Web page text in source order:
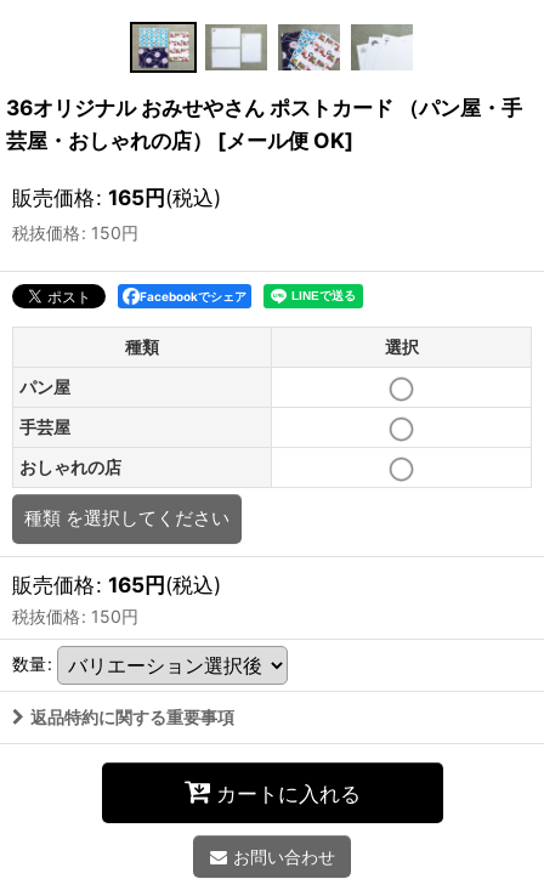
36オリジナル おみせやさん ポストカード （パン屋・手
芸屋・おしゃれの店）
[メール便 OK]
販売価格: 165円(税込)
税抜価格: 150円
Facebookでシェア
種類
選択
パン屋
手芸屋
おしゃれの店
種類 を選択してください
販売価格: 165円(税込)
税抜価格: 150円
数量:
返品特約に関する重要事項
カートに入れる
お問い合わせ